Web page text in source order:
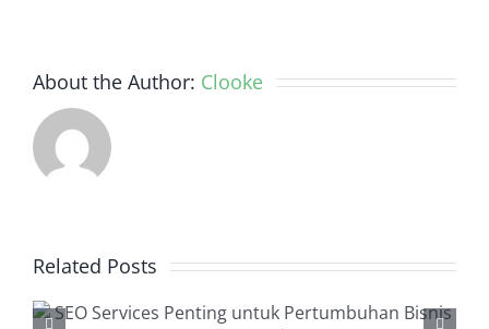
About the Author: Clooke
Related Posts
Backlink Checker, Alat